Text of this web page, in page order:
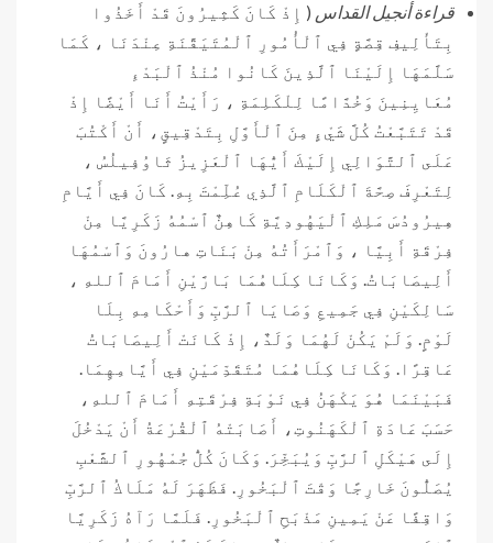
قراءة أنجيل القداس ( إِذْ كَانَ كَثِيرُونَ قَدْ أَخَذُوا
بِتَأْلِيفِ قِصَّةٍ فِي ٱلْأُمُورِ ٱلْمُتَيَقَّنَةِ عِنْدَنَا ، كَمَا
سَلَّمَهَا إِلَيْنَا ٱلَّذِينَ كَانُوا مُنْذُ ٱلْبَدْءِ
مُعَايِنِينَ وَخُدَّامًا لِلْكَلِمَةِ ، رَأَيْتُ أَنَا أَيْضًا إِذْ
قَدْ تَتَبَّعْتُ كُلَّ شَيْءٍ مِنَ ٱلْأَوَّلِ بِتَدْقِيقٍ، أَنْ أَكْتُبَ
عَلَى ٱلتَّوَالِي إِلَيْكَ أَيُّهَا ٱلْعَزِيزُ ثَاوُفِيلُسُ ،
لِتَعْرِفَ صِحَّةَ ٱلْكَلَامِ ٱلَّذِي عُلِّمْتَ بِهِ. كَانَ فِي أَيَّامِ
هِيرُودُسَ مَلِكِ ٱلْيَهُودِيَّةِ كَاهِنٌ ٱسْمُهُ زَكَرِيَّا مِنْ
فِرْقَةِ أَبِيَّا ، وَٱمْرَأَتُهُ مِنْ بَنَاتِ هارُونَ وَٱسْمُهَا
أَلِيصَابَاتُ. وَكَانَا كِلَاهُمَا بَارَّيْنِ أَمَامَ ٱللهِ ،
سَالِكَيْنِ فِي جَمِيعِ وَصَايَا ٱلرَّبِّ وَأَحْكَامِهِ بِلَا
لَوْمٍ. وَلَمْ يَكُنْ لَهُمَا وَلَدٌ، إِذْ كَانَتْ أَلِيصَابَاتُ
عَاقِرًا. وَكَانَا كِلَاهُمَا مُتَقَدِّمَيْنِ فِي أَيَّامِهِمَا.
فَبَيْنَمَا هُوَ يَكْهَنُ فِي نَوْبَةِ فِرْقَتِهِ أَمَامَ ٱللهِ،
حَسَبَ عَادَةِ ٱلْكَهَنُوتِ، أَصَابَتْهُ ٱلْقُرْعَةُ أَنْ يَدْخُلَ
إِلَى هَيْكَلِ ٱلرَّبِّ وَيُبَخِّرَ. وَكَانَ كُلُّ جُمْهُورِ ٱلشَّعْبِ
يُصَلُّونَ خَارِجًا وَقْتَ ٱلْبَخُورِ. فَظَهَرَ لَهُ مَلَاكُ ٱلرَّبِّ
وَاقِفًا عَنْ يَمِينِ مَذْبَحِ ٱلْبَخُورِ. فَلَمَّا رَآهُ زَكَرِيَّا